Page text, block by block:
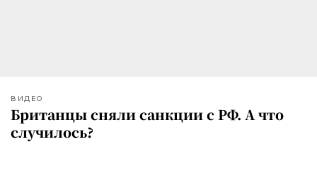
ВИДЕО
Британцы сняли санкции с РФ. А что
случилось?